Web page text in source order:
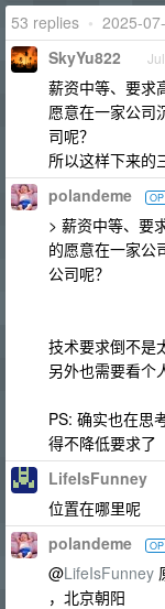
53 replies • 2025-
SkyYu822
薪资中等、要求
愿意在一家公司
司呢？
所以这样下来的
polandeme OP
> 薪资中等、要
的愿意在一家公
公司呢？
技术要求倒不是
另外也需要看个
PS: 确实也在思
得不降低要求了
LifeIsFunney
位置在哪里呢
polandeme OP
@LifeIsFunney
，北京朝阳